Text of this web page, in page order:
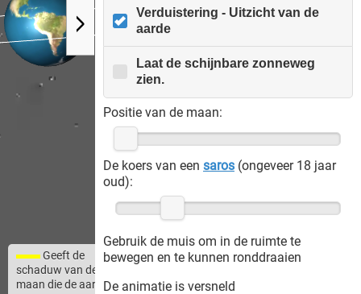
Geeft de
schaduw van de
maan die de aarde
Verduistering - Uitzicht van de
aarde
Laat de schijnbare zonneweg
zien.
Positie van de maan:
De koers van een saros (ongeveer 18 jaar
oud):
Gebruik de muis om in de ruimte te
bewegen en te kunnen ronddraaien
De animatie is versneld